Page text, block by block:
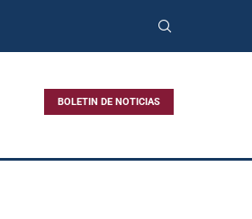
BOLETIN DE NOTICIAS